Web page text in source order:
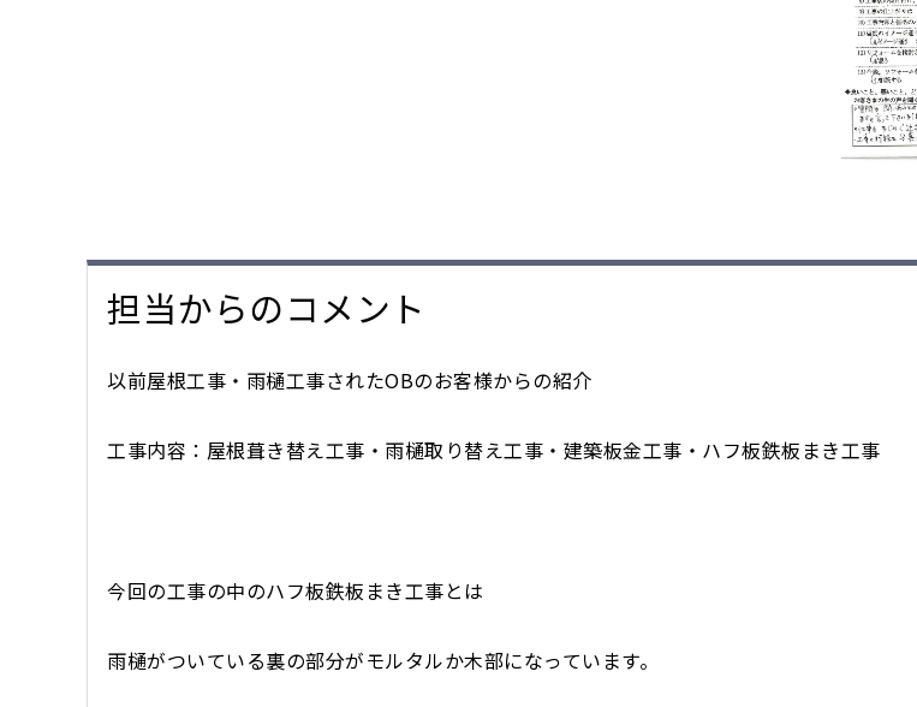
担当からのコメント
以前屋根工事・雨樋工事されたOBのお客様からの紹介
工事内容：屋根葺き替え工事・雨樋取り替え工事・建築板金工事・ハフ板鉄板まき工事
今回の工事の中のハフ板鉄板まき工事とは
雨樋がついている裏の部分がモルタルか木部になっています。